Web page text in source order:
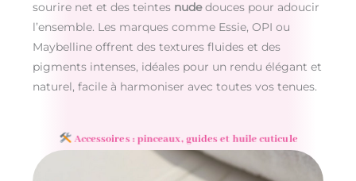
sourire net et des teintes nudedouces pour adoucir
l’ensemble. Les marques comme Essie, OPI ou
Maybelline offrent des textures fluides et des
pigments intenses, idéales pour un rendu élégant et
naturel, facile à harmoniser avec toutes vos tenues.
Accessoires : pinceaux, guides et huile cuticule